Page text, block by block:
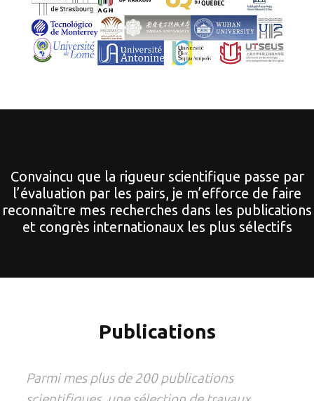
Convaincu que la rigueur scientifique passe par
l’évaluation par les pairs, je m’efforce de faire
reconnaître mes recherches dans les publications
et congrès internationaux les plus sélectifs
Publications
Parmi mes plus de 200 publications